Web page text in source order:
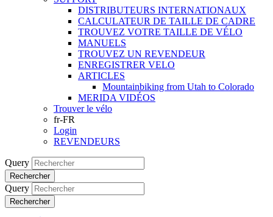
DISTRIBUTEURS INTERNATIONAUX
CALCULATEUR DE TAILLE DE CADRE
TROUVEZ VOTRE TAILLE DE VÉLO
MANUELS
TROUVEZ UN REVENDEUR
ENREGISTRER VELO
ARTICLES
Mountainbiking from Utah to Colorado
MERIDA VIDÉOS
Trouver le vélo
fr-FR
Login
REVENDEURS
Query
Rechercher
Query
Rechercher